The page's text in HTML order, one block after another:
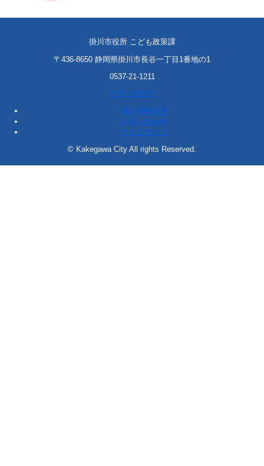
掛川市役所 こども政策課
〒436-8650 静岡県掛川市長谷一丁目1番地の1
0537-21-1211
お問い合わせ
個人情報保護
お問い合わせ
サイトマップ
© Kakegawa City All rights Reserved.